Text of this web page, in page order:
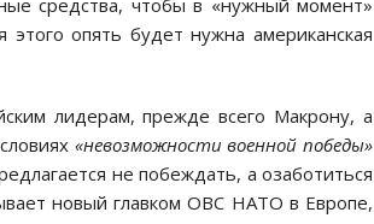
средства, чтобы в «нужный момент»
опять будет нужна американская
лидерам, прежде всего Макрону, а
«невозможности военной победы»
не побеждать, а озаботиться
новый главком ОВС НАТО в Европе,